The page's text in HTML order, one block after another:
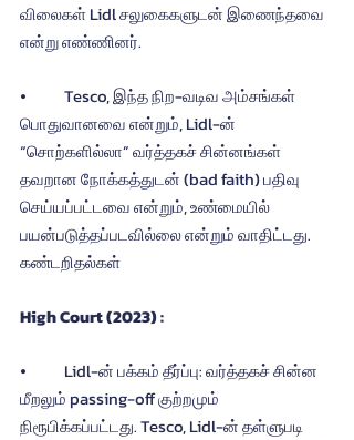
விலைகள் Lidl சலுகைகளுடன் இணைந்தவை
என்று எண்ணினர்.
⦁	Tesco, இந்த நிற-வடிவ அம்சங்கள்
பொதுவானவை என்றும், Lidl-ன்
“சொற்களில்லா” வர்த்தகச் சின்னங்கள்
தவறான நோக்கத்துடன் (bad faith) பதிவு
செய்யப்பட்டவை என்றும், உண்மையில்
பயன்படுத்தப்படவில்லை என்றும் வாதிட்டது.
கண்டறிதல்கள்
High Court (2023) :
⦁	Lidl-ன் பக்கம் தீர்ப்பு: வர்த்தகச் சின்ன
மீறலும் passing-off குற்றமும்
நிரூபிக்கப்பட்டது. Tesco, Lidl-ன் தள்ளுபடி